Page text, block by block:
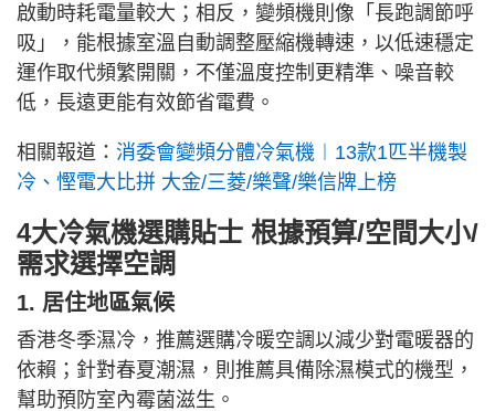
啟動時耗電量較大；相反，變頻機則像「長跑調節呼
吸」，能根據室溫自動調整壓縮機轉速，以低速穩定
運作取代頻繁開關，不僅溫度控制更精準、噪音較
低，長遠更能有效節省電費。
相關報道： 消委會變頻分體冷氣機︱13款1匹半機製
冷、慳電大比拼 大金/三菱/樂聲/樂信牌上榜
4大冷氣機選購貼士 根據預算/空間大小/
需求選擇空調
1. 居住地區氣候
香港冬季濕冷，推薦選購冷暖空調以減少對電暖器的
依賴；針對春夏潮濕，則推薦具備除濕模式的機型，
幫助預防室內霉菌滋生。